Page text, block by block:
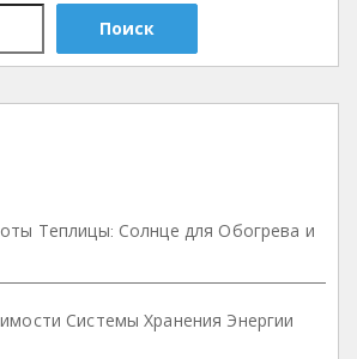
Поиск
Теплицы: Солнце для Обогрева и
Системы Хранения Энергии